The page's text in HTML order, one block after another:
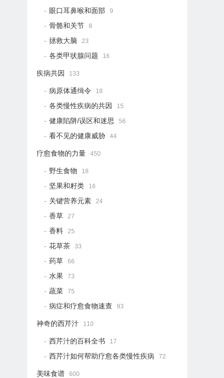
眼口耳鼻喉和面部 9
骨骼和关节 8
拯救大脑 23
各类甲状腺问题 16
疾病共因 133
病原体通缉令 18
各类慢性疾病的共因 15
健康陷阱/误区和迷思 56
看不见的健康威胁 44
疗愈食物的力量 450
野生食物 18
坚果和籽类 16
关键营养元素 24
香草 27
香料 25
花草茶 33
药草 66
水果 73
蔬菜 75
病症和疗愈食物速查 93
神奇的西芹汁 110
西芹汁的百科全书 17
西芹汁如何帮助疗愈各类慢性疾病 72
美味食谱 600